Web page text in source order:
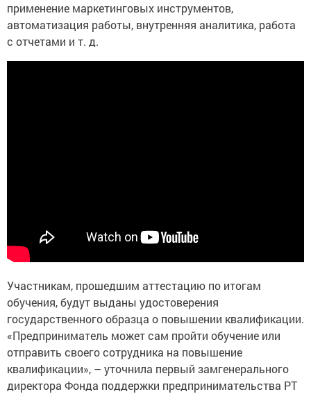
применение маркетинговых инструментов,
автоматизация работы, внутренняя аналитика, работа
с отчетами и т. д.
Участникам, прошедшим аттестацию по итогам
обучения, будут выданы удостоверения
государственного образца о повышении квалификации.
«Предприниматель может сам пройти обучение или
отправить своего сотрудника на повышение
квалификации», – уточнила первый замгенерального
директора Фонда поддержки предпринимательства РТ